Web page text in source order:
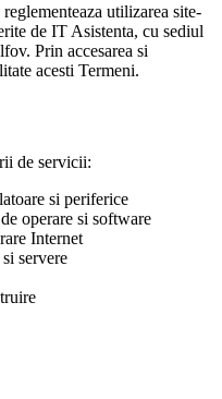
utilizarea site-
de IT Asistenta, cu sediul
Prin accesarea si
acesti Termeni.
de servicii:
si periferice
operare si software
Internet
servere